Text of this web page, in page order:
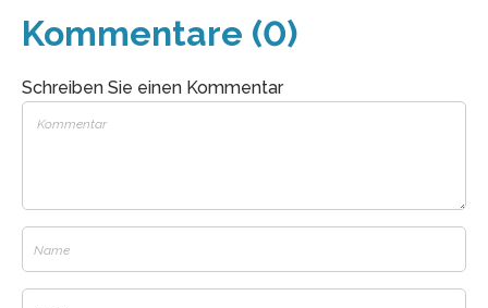
Kommentare (0)
Schreiben Sie einen Kommentar